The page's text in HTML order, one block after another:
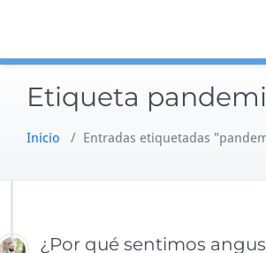
Etiqueta
Inicio / Entradas etiquetadas
¿Por qué sentimos